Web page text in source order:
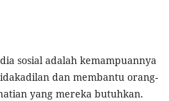
sosial adalah kemampuannya
dan membantu orang-
yang mereka butuhkan.